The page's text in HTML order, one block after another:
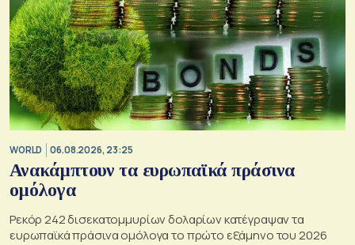
WORLD 06.08.2026, 23:25
Ανακάμπτουν τα ευρωπαϊκά πράσινα
ομόλογα
Ρεκόρ 242 δισεκατομμυρίων δολαρίων κατέγραψαν τα
ευρωπαϊκά πράσινα ομόλογα το πρώτο εξάμηνο του 2026